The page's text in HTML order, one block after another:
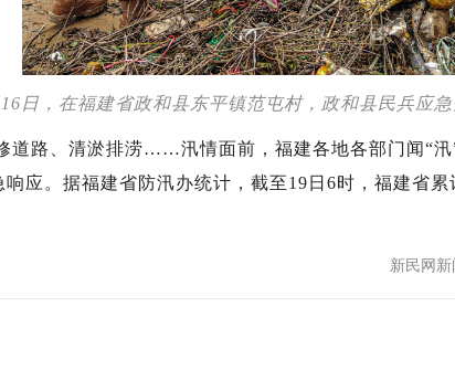
日，在福建省政和县东平镇范屯村，政和县民兵应
路、清淤排涝……汛情面前，福建各地各部门闻“汛
应。据福建省防汛办统计，截至19日6时，福建省
新民网